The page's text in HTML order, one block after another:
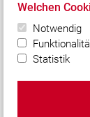
Quicklinks
Shop
© 2026
Welchen
Notwendig
Statistik